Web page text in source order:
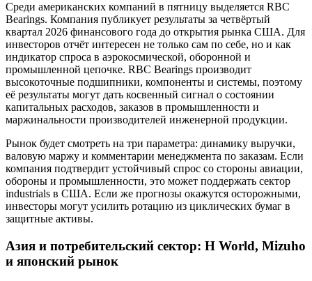
Среди американских компаний в пятницу выделяется RBC
Bearings. Компания публикует результаты за четвёртый
квартал 2026 финансового года до открытия рынка США. Для
инвесторов отчёт интересен не только сам по себе, но и как
индикатор спроса в аэрокосмической, оборонной и
промышленной цепочке. RBC Bearings производит
высокоточные подшипники, компоненты и системы, поэтому
её результаты могут дать косвенный сигнал о состоянии
капитальных расходов, заказов в промышленности и
маржинальности производителей инженерной продукции.
Рынок будет смотреть на три параметра: динамику выручки,
валовую маржу и комментарии менеджмента по заказам. Если
компания подтвердит устойчивый спрос со стороны авиации,
обороны и промышленности, это может поддержать сектор
industrials в США. Если же прогнозы окажутся осторожными,
инвесторы могут усилить ротацию из циклических бумаг в
защитные активы.
Азия и потребительский сектор: H World, Mizuho
и японский рынок